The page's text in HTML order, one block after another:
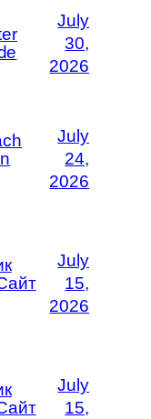
July
30,
2026
July
24,
2026
July
15,
2026
July
15,